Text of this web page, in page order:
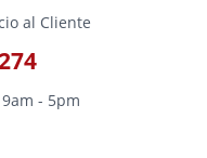
al Cliente
- 5pm